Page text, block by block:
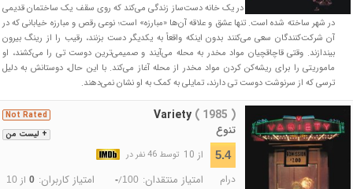
تی، مانند بیشتر دوستانش، در یک خانه دست‌ساز زندگی می‌کند که روی سقف یک ساختمان قدیمی
در شهر ساخته شده است. تنها عشق و علاقه آن‌ها «مبارزه» است؛ نوعی رقص و مبارزه خیابانی که در
آن شرکت‌کنندگان سعی می‌کنند بدون اینکه واقعاً به یکدیگر دست بزنند، رقیب را از رینگ بیرون
بیندازند. وقتی قاچاقچیان مواد مخدر به محله می‌آیند و صمیمی‌ترین دوست تی را می‌کشند، او
ماموریتی را برای ریشه‌کن کردن مواد مخدر از محله آغاز می‌کند. با این حال، دوستانش به دلیل
ترسی که از سرنوشت دوست تی دارند، تمایلی به کمک به او نشان نمی‌دهند.
+ لیست من
Not Rated Variety ( 1985 )
تنوع
5.4 از 10 توسط 46 نفر در
درام امتیاز منتقدان: -/100 امتیاز کاربران: 0از 10